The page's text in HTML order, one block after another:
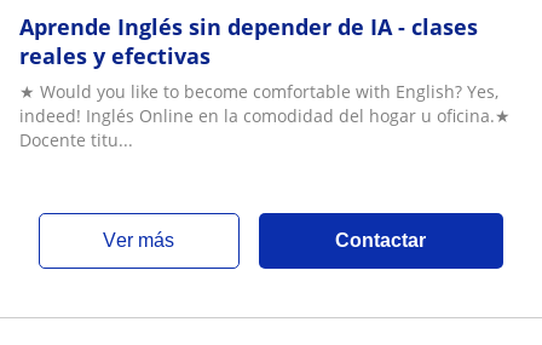
Aprende Inglés sin depender de IA - clases
reales y efectivas
★ Would you like to become comfortable with English? Yes,
indeed! Inglés Online en la comodidad del hogar u oficina.★
Docente titu...
ver más Contactar